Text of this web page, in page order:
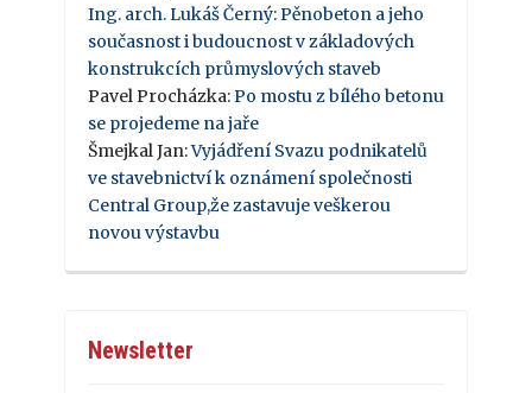
Ing. arch. Lukáš Černý:Pěnobeton a jeho
současnost i budoucnost v základových
konstrukcích průmyslových staveb
Pavel Procházka:Po mostu z bílého betonu
se projedeme na jaře
Šmejkal Jan:Vyjádření Svazu podnikatelů
ve stavebnictví k oznámení společnosti
Central Group,že zastavuje veškerou
novou výstavbu
Newsletter